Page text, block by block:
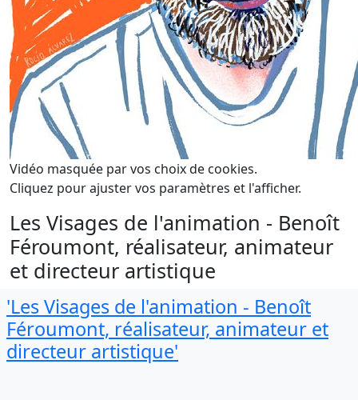
Vidéo masquée par vos choix de cookies.
Cliquez pour ajuster vos paramètres et l'afficher.
Les Visages de l'animation - Benoît
Féroumont, réalisateur, animateur
et directeur artistique
'Les Visages de l'animation - Benoît
Féroumont, réalisateur, animateur et
directeur artistique'